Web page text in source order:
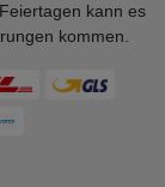
kann es
kommen.